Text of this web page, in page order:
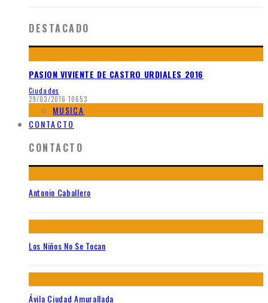
DESTACADO
PASION VIVIENTE DE CASTRO URDIALES 2016
Ciudades
29/03/2016 10653
MUSICA
CONTACTO
CONTACTO
Antonio Caballero
Los Niños No Se Tocan
Ávila Ciudad Amurallada